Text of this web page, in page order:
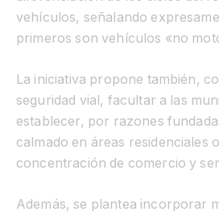
vehículos, señalando
primeros son vehículos «no
La iniciativa propone también,
seguridad vial, facultar a las
establecer, por razones
calmado en áreas residenciales
concentración de comercio y
Además, se plantea incorporar